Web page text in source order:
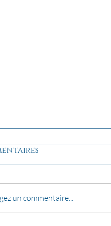
du jour...
un commentaire...